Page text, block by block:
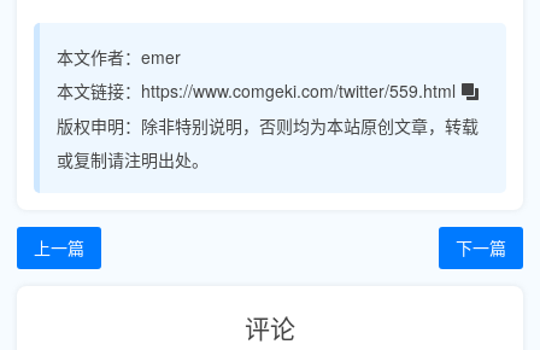
本文作者： emer
本文链接： https://www.comgeki.com/twitter/559.html
版权申明： 除非特别说明，否则均为本站原创文章，转载
或复制请注明出处。
上一篇 下一篇
评论